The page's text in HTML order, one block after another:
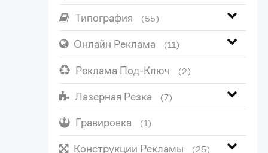
Типография (55)
Онлайн Реклама (11)
Реклама Под-Ключ (2)
Лазерная Резка (7)
Гравировка (1)
Конструкции Рекламы (25)